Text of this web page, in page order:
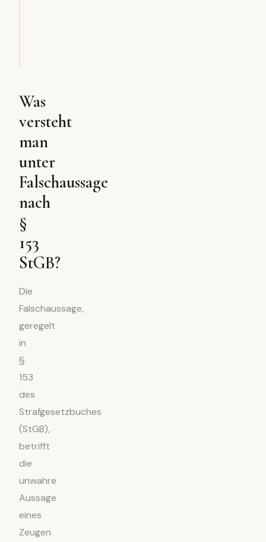
Was
versteht
man
unter
Falschaussage
nach
§
153
StGB?
Die
Falschaussage,
geregelt
in
§
153
des
Strafgesetzbuches
(StGB),
betrifft
die
unwahre
Aussage
eines
Zeugen